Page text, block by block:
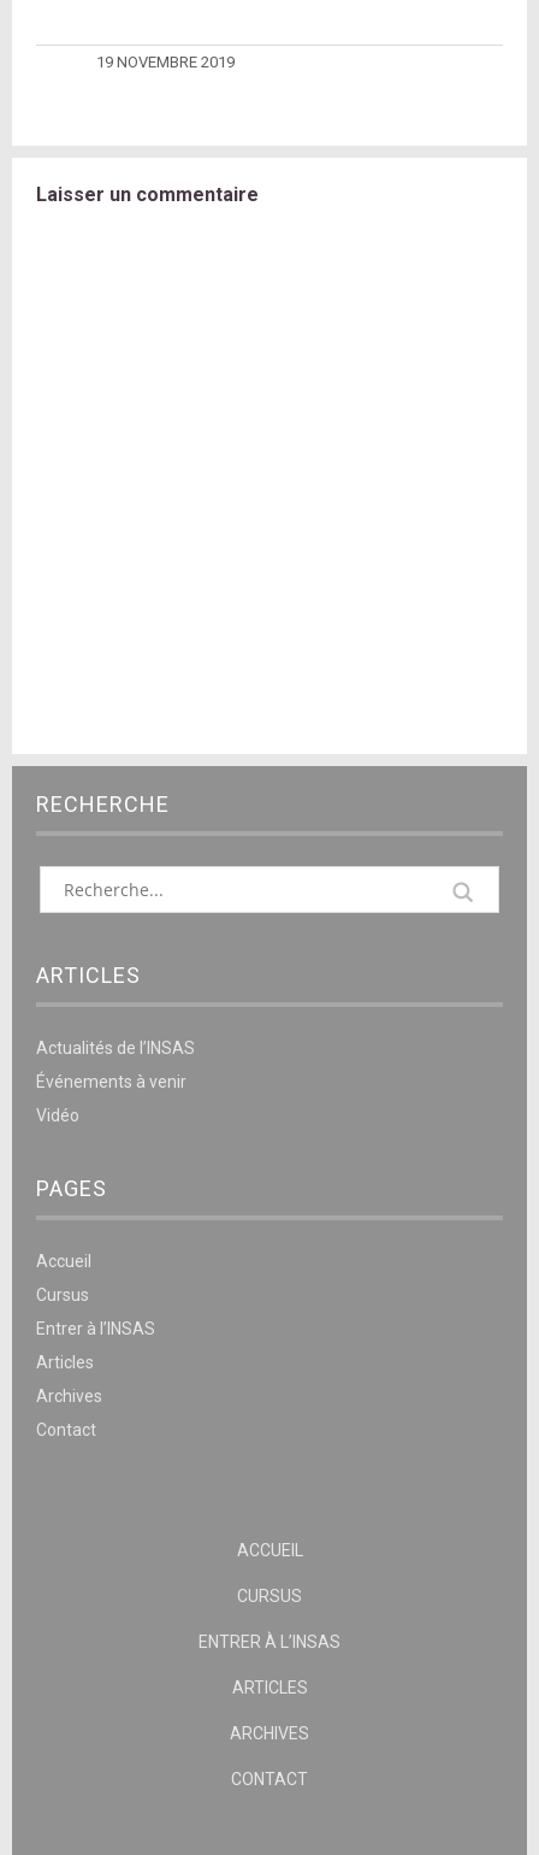
19 NOVEMBRE 2019
Laisser un commentaire
RECHERCHE
ARTICLES
Actualités de l’INSAS
Événements à venir
Vidéo
PAGES
Accueil
Cursus
Entrer à l’INSAS
Articles
Archives
Contact
ACCUEIL
CURSUS
ENTRER À L’INSAS
ARTICLES
ARCHIVES
CONTACT